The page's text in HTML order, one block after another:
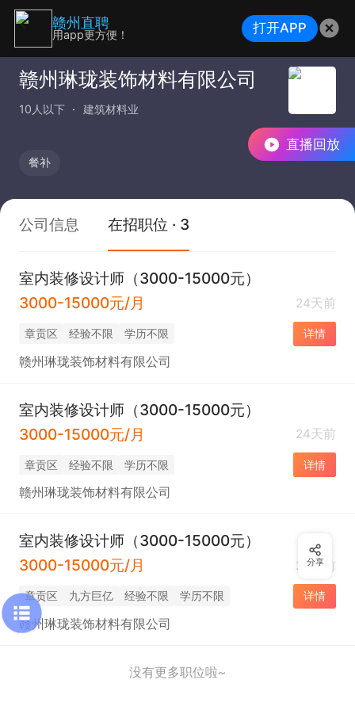
直播回放
赣州琳珑装饰材料有限公司
10人以下 建筑材料业
餐补
公司信息 在招职位 · 3
室内装修设计师（3000-15000元）
3000-15000元/月
24天前
章贡区 经验不限 学历不限 详情
赣州琳珑装饰材料有限公司
室内装修设计师（3000-15000元）
3000-15000元/月
24天前
章贡区 经验不限 学历不限 详情
赣州琳珑装饰材料有限公司
室内装修设计师（3000-15000元）
3000-15000元/月
24天前
章贡区 九方巨亿 经验不限 学历不限 详情
赣州琳珑装饰材料有限公司
没有更多职位啦~
分享
赣州直聘
用app更方便！ 打开APP